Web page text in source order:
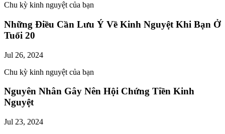
Chu kỳ kinh nguyệt của bạn
Những Điều Cần Lưu Ý Về Kinh Nguyệt Khi Bạn Ở
Tuổi 20
Jul 26, 2024
Chu kỳ kinh nguyệt của bạn
Nguyên Nhân Gây Nên Hội Chứng Tiền Kinh
Nguyệt
Jul 23, 2024